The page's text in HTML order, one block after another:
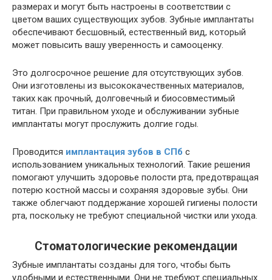
размерах и могут быть настроены в соответствии с
цветом ваших существующих зубов. Зубные имплантаты
обеспечивают бесшовный, естественный вид, который
может повысить вашу уверенность и самооценку.
Это долгосрочное решение для отсутствующих зубов.
Они изготовлены из высококачественных материалов,
таких как прочный, долговечный и биосовместимый
титан. При правильном уходе и обслуживании зубные
имплантаты могут прослужить долгие годы.
Проводится имплантация зубов в СПб с
использованием уникальных технологий. Такие решения
помогают улучшить здоровье полости рта, предотвращая
потерю костной массы и сохраняя здоровые зубы. Они
также облегчают поддержание хорошей гигиены полости
рта, поскольку не требуют специальной чистки или ухода.
Стоматологические рекомендации
Зубные имплантаты созданы для того, чтобы быть
удобными и естественными. Они не требуют специальных